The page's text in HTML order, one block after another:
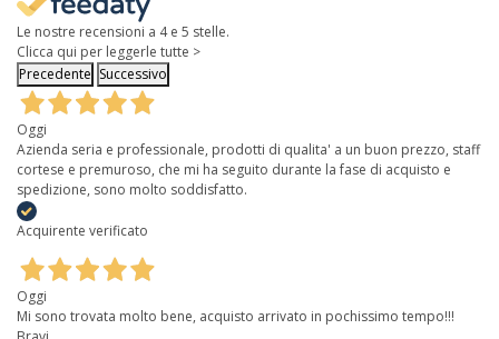
Le nostre recensioni a 4 e 5 stelle.
Clicca qui per leggerle tutte >
Precedente Successivo
Oggi
Azienda seria e professionale, prodotti di qualita' a un buon prezzo, staff
cortese e premuroso, che mi ha seguito durante la fase di acquisto e
spedizione, sono molto soddisfatto.
Acquirente verificato
Oggi
Mi sono trovata molto bene, acquisto arrivato in pochissimo tempo!!!